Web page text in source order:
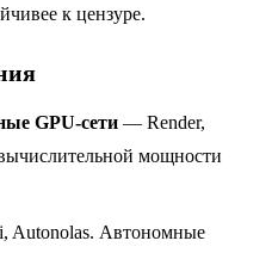
к цензуре.
GPU-сети — Render,
мощности
Autonolas. Автономные